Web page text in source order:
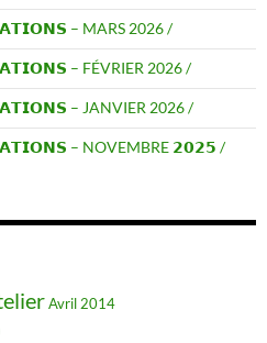
– MARS 2026 /
– FÉVRIER 2026 /
– JANVIER 2026 /
– NOVEMBRE 𝟮𝟬𝟮𝟱 /
Avril 2014